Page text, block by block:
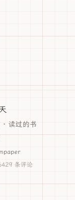
· 读过的书
条评论